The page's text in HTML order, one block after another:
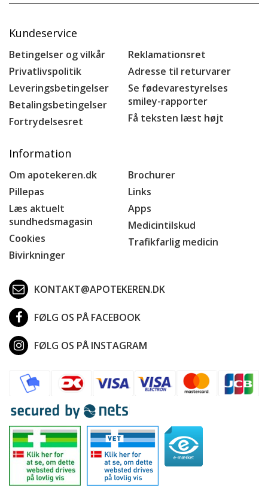
Kundeservice
Betingelser og vilkår
Privatlivspolitik
Leveringsbetingelser
Betalingsbetingelser
Fortrydelsesret
Reklamationsret
Adresse til returvarer
Se fødevarestyrelses
smiley-rapporter
Få teksten læst højt
Information
Om apotekeren.dk
Pillepas
Læs aktuelt
sundhedsmagasin
Cookies
Bivirkninger
Brochurer
Links
Apps
Medicintilskud
Trafikfarlig medicin
KONTAKT@APOTEKEREN.DK
FØLG OS PÅ FACEBOOK
FØLG OS PÅ INSTAGRAM